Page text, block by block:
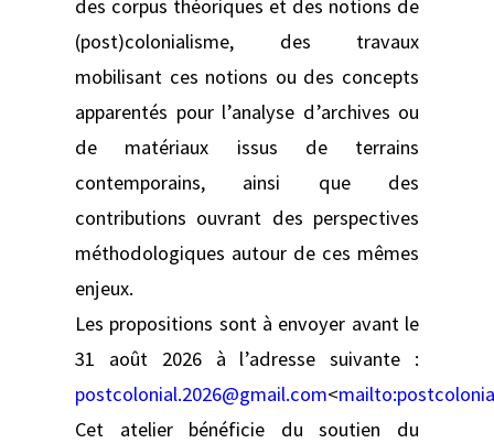
des corpus théoriques et des notions de
(post)colonialisme, des travaux
mobilisant ces notions ou des concepts
apparentés pour l’analyse d’archives ou
de matériaux issus de terrains
contemporains, ainsi que des
contributions ouvrant des perspectives
méthodologiques autour de ces mêmes
enjeux.
Les propositions sont à envoyer avant le
31 août 2026 à l’adresse suivante :
postcolonial.2026@gmail.com<mailto:
Cet atelier bénéficie du soutien du